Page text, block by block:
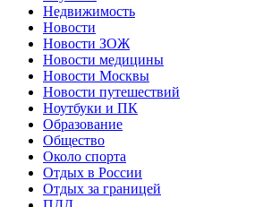
Недвижимость
Новости
Новости ЗОЖ
Новости медицины
Новости Москвы
Новости путешествий
Ноутбуки и ПК
Образование
Общество
Около спорта
Отдых в России
Отдых за границей